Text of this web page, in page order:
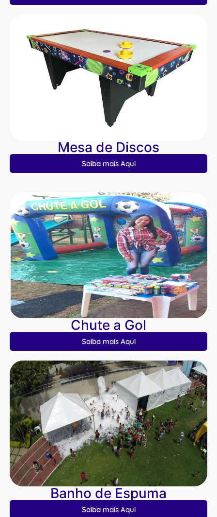
Mesa de Discos
Saiba mais Aqui
Chute a Gol
Saiba mais Aqui
Banho de Espuma
Saiba mais Aqui